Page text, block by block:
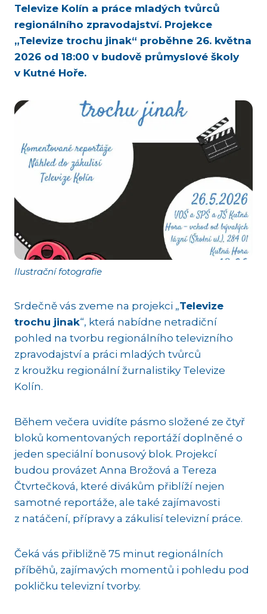
Televize Kolín a práce mladých tvůrců
regionálního zpravodajství. Projekce
„Televize trochu jinak“ proběhne 26. května
2026 od 18:00 v budově průmyslové školy
v Kutné Hoře.
Ilustrační fotografie
Srdečně vás zveme na projekci „Televize
trochu jinak“, která nabídne netradiční
pohled na tvorbu regionálního televizního
zpravodajství a práci mladých tvůrců
z kroužku regionální žurnalistiky Televize
Kolín.
Během večera uvidíte pásmo složené ze čtyř
bloků komentovaných reportáží doplněné o
jeden speciální bonusový blok. Projekcí
budou provázet Anna Brožová a Tereza
Čtvrtečková, které divákům přiblíží nejen
samotné reportáže, ale také zajímavosti
z natáčení, přípravy a zákulisí televizní práce.
Čeká vás přibližně 75 minut regionálních
příběhů, zajímavých momentů i pohledu pod
pokličku televizní tvorby.